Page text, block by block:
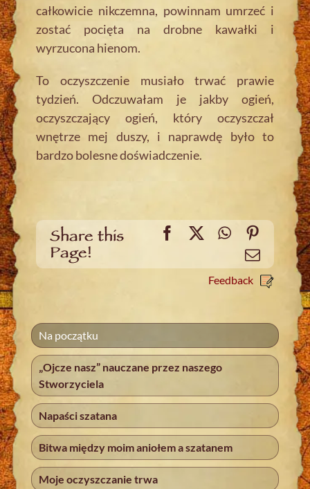
całkowicie nikczemna, powinnam umrzeć i
zostać pocięta na drobne kawałki i
wyrzucona hienom.
To oczyszczenie musiało trwać prawie
tydzień. Odczuwałam je jakby ogień,
oczyszczający ogień, który oczyszczał
wnętrze mej duszy, i naprawdę było to
bardzo bolesne doświadczenie.
Share this
Page!
Facebook
X WhatsApp
Email
Feedback
Na początku
„Ojcze nasz” nauczane przez naszego
Stworzyciela
Napaści szatana
Bitwa między moim aniołem a szatanem
Moje oczyszczanie trwa